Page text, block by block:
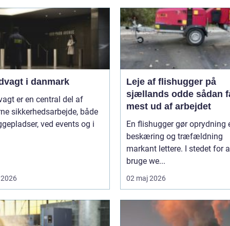
i danmark
er en central del af
sikkerhedsarbejde, både
ved events og i
Leje af flishugger på
sjællands odde sådan får du
mest ud af arbejdet
En flishugger gør oprydning
beskæring og træfældning
markant lettere. I stedet for
bruge we...
02 maj 2026